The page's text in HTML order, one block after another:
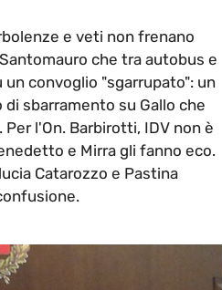
e veti non frenano
che tra autobus e
un convoglio "sgarrupato": un
di sbarramento su Gallo che
l'On. Barbirotti, IDV non è
e Mirra gli fanno eco.
Catarozzo e Pastina